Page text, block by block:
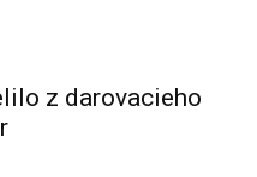
z darovacieho